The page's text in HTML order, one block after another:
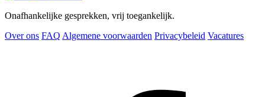
Onafhankelijke gesprekken, vrij toegankelijk.
Over ons FAQ Algemene voorwaarden Privacybeleid Vacatures